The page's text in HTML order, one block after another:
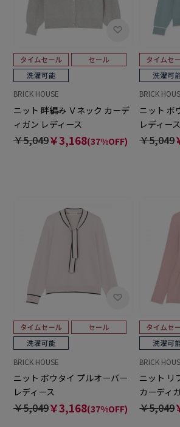
BRICK HOUSE
ニット 畔編み Ｖネック カーデ
ィガン レディース
￥5,049￥3,168(37%OFF)
BRICK
ニット ボ
レディース
￥5,049
BRICK HOUSE
ニット ボウタイ プルオーバー
レディース
￥5,049￥3,168(37%OFF)
BRICK
ニット リ
カーディ
￥5,049